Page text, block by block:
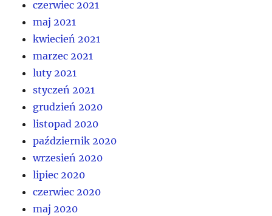
czerwiec 2021
maj 2021
kwiecień 2021
marzec 2021
luty 2021
styczeń 2021
grudzień 2020
listopad 2020
październik 2020
wrzesień 2020
lipiec 2020
czerwiec 2020
maj 2020